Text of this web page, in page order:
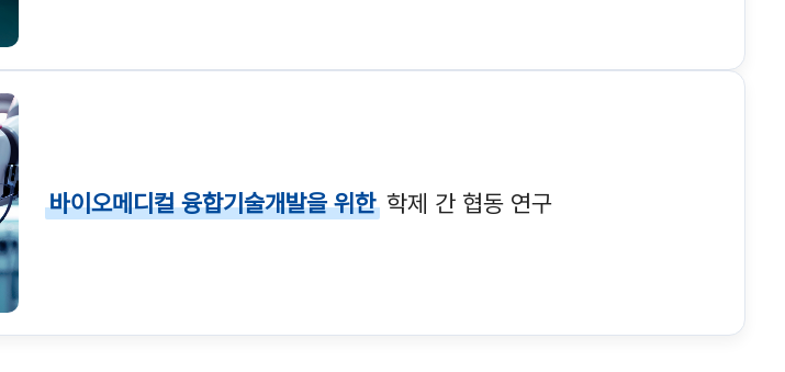
바이오메디컬 융합기술개발을 위한 학제 간 협동 연구